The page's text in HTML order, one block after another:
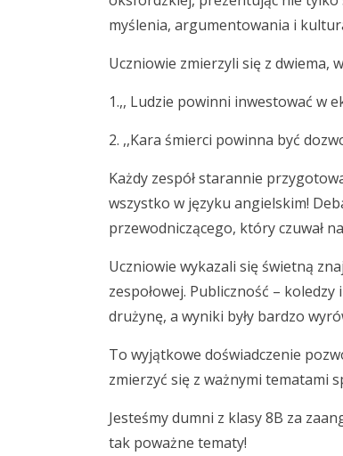
myślenia, argumentowania i
Uczniowie zmierzyli się z dwiema,
1.,, Ludzie powinni inwestować w
2. ,,Kara śmierci powinna być
Każdy zespół starannie
wszystko w języku angielskim!
przewodniczącego, który czuwał
Uczniowie wykazali się świetną
zespołowej. Publiczność –
drużynę, a wyniki były bardzo
To wyjątkowe doświadczenie
zmierzyć się z ważnymi tematami
Jesteśmy dumni z klasy 8B za
tak poważne tematy!